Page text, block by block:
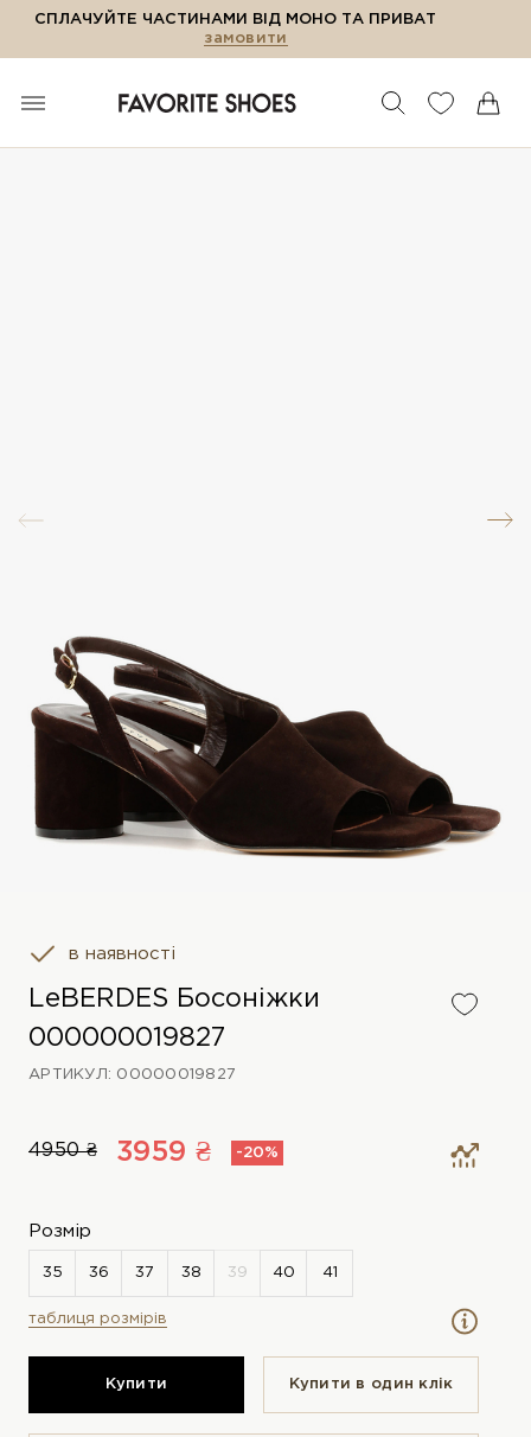
СПЛАЧУЙТЕ ЧАСТИНАМИ ВІД МОНО ТА ПРИВАТ
замовити
в наявності
LeBERDES Босоніжки
000000019827
АРТИКУЛ: 00000019827
4950 ₴ 3959 ₴ -20%
Розмір
таблиця розмірів
Купити Купити в один клiк